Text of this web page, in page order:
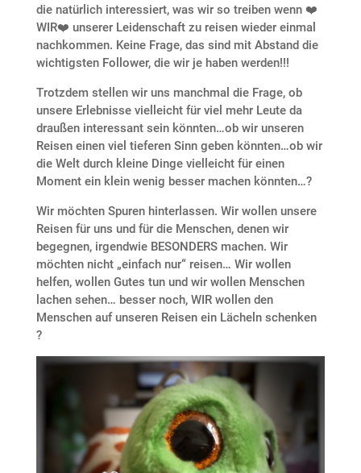
die natürlich interessiert, was wir so treiben wenn ❤️
WIR❤️ unserer Leidenschaft zu reisen wieder einmal
nachkommen. Keine Frage, das sind mit Abstand die
wichtigsten Follower, die wir je haben werden!!!
Trotzdem stellen wir uns manchmal die Frage, ob
unsere Erlebnisse vielleicht für viel mehr Leute da
draußen interessant sein könnten…ob wir unseren
Reisen einen viel tieferen Sinn geben könnten…ob wir
die Welt durch kleine Dinge vielleicht für einen
Moment ein klein wenig besser machen könnten…?
Wir möchten Spuren hinterlassen. Wir wollen unsere
Reisen für uns und für die Menschen, denen wir
begegnen, irgendwie BESONDERS machen. Wir
möchten nicht „einfach nur“ reisen… Wir wollen
helfen, wollen Gutes tun und wir wollen Menschen
lachen sehen… besser noch, WIR wollen den
Menschen auf unseren Reisen ein Lächeln schenken
?